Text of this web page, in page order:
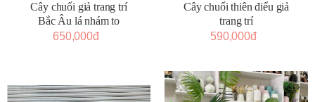
Cây chuối giả trang trí
Bắc Âu lá nhám to
650,000đ
Cây chuối thiên điểu giả
trang trí
590,000đ